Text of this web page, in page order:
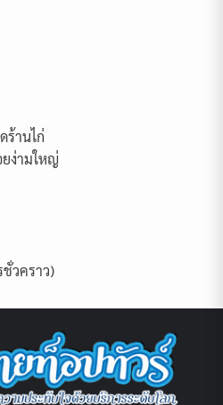
ร้านไก่
ง่ามใหญ่
วคราว)